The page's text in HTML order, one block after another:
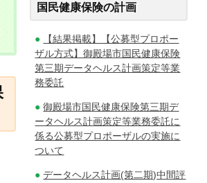
国民健康保険の計画
【結果掲載】【公募型プロポー
ザル方式】御殿場市国民健康保険
第三期データヘルス計画策定等業
務委託
御殿場市国民健康保険第三期デ
ータヘルス計画策定等業務委託に
係る公募型プロポーザルの実施に
ついて
データヘルス計画(第二期)中間評